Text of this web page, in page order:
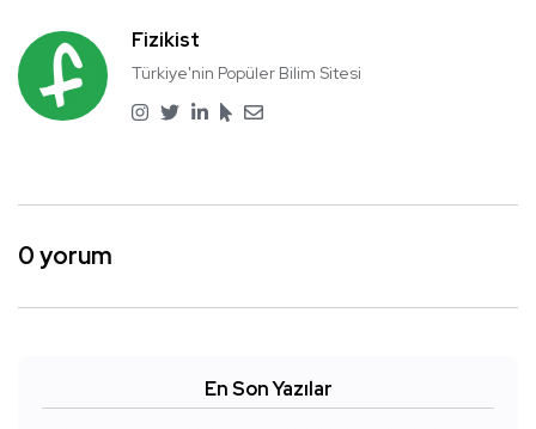
Fizikist
Türkiye'nin Popüler Bilim Sitesi
0 yorum
En Son Yazılar